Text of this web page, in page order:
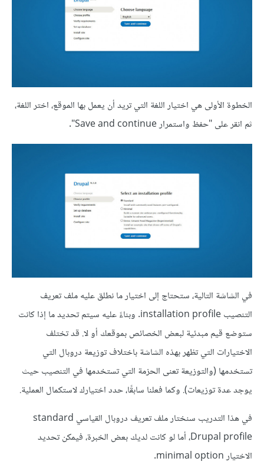
الخطوة الأولى هي اختيار اللغة التي تريد أن يعمل بها الموقع، اختر اللغة،
ثم انقر على "حفظ واستمرار Save and continue".
في الشاشة التالية، ستحتاج إلى اختيار ما نطلق عليه ملف تعريف
التنصيب installation profile. وبناءً عليه سيتم تحديد ما إذا كانت
ستوضع قيم مبدئية لبعض الخصائص بموقعك أو لا. قد تختلف
الاختيارات التي تظهر بهذه الشاشة باختلاف توزيعة دروبال التي
تستخدمها (والتوزيعة تعنى الحزمة التي تستخدمها في التنصيب حيث
يوجد عدة توزيعات). وكما فعلنا سابقًا، حدد اختيارك لاستكمال العملية.
في هذا التدريب سنختار ملف تعريف دروبال القياسي standard
Drupal profile، أما لو كانت لديك بعض الخبرة، فيمكن تحديد
الاختيار minimal option.